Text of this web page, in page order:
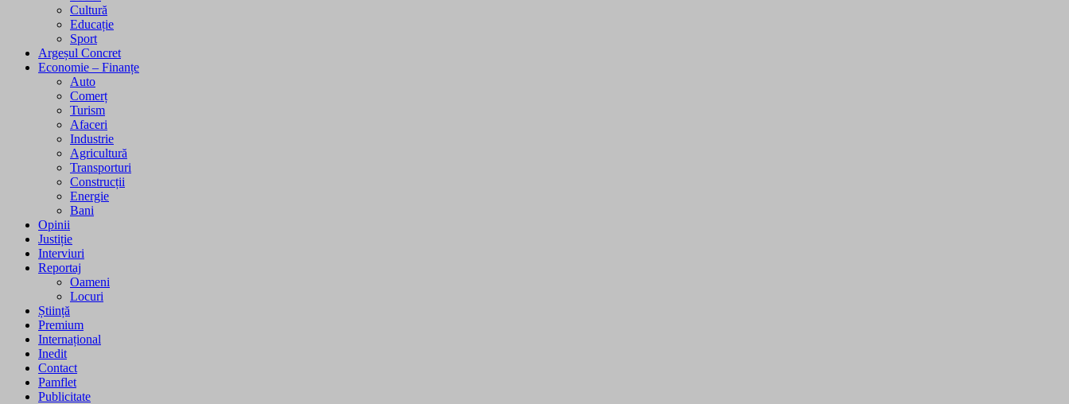
Cultură
Educație
Sport
Argeșul Concret
Economie – Finanțe
Auto
Comerț
Turism
Afaceri
Industrie
Agricultură
Transporturi
Construcții
Energie
Bani
Opinii
Justiție
Interviuri
Reportaj
Oameni
Locuri
Știință
Premium
Internațional
Inedit
Contact
Pamflet
Publicitate